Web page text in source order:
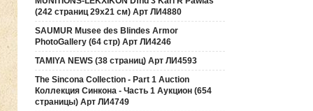
(242 страниц 29х21 см) Арт ЛИ4880
SAUMUR Musee des Blindes Armor
PhotoGallery (64 стр) Арт ЛИ4246
TAMIYA NEWS (38 страниц) Арт ЛИ4593
The Sincona Collection - Part 1 Auction
Коллекция Синкона - Часть 1 Аукцион (654
страницы) Арт ЛИ4749